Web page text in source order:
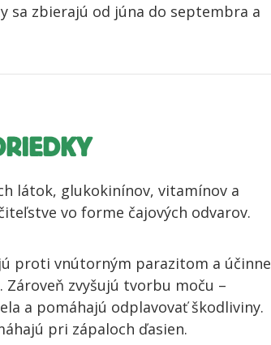
sa zbierajú od júna do septembra a
látok, glukokinínov, vitamínov a
vo forme čajových odvarov.
proti vnútorným parazitom a účinne
zvyšujú tvorbu moču –
a pomáhajú odplavovať škodliviny.
pri zápaloch ďasien.